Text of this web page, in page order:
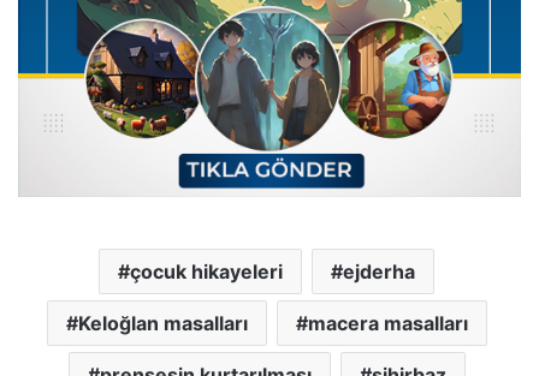
çocuk hikayeleri ejderha
Keloğlan masalları macera masalları